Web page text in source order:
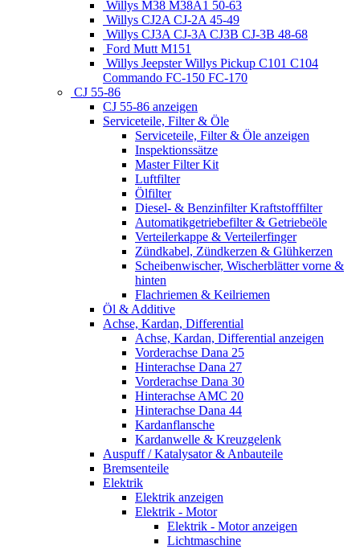
Willys M38 M38A1 50-63
Willys CJ2A CJ-2A 45-49
Willys CJ3A CJ-3A CJ3B CJ-3B 48-68
Ford Mutt M151
Willys Jeepster Willys Pickup C101 C104
Commando FC-150 FC-170
CJ 55-86
CJ 55-86 anzeigen
Serviceteile, Filter & Öle
Serviceteile, Filter & Öle anzeigen
Inspektionssätze
Master Filter Kit
Luftfilter
Ölfilter
Diesel- & Benzinfilter Kraftstofffilter
Automatikgetriebefilter & Getriebeöle
Verteilerkappe & Verteilerfinger
Zündkabel, Zündkerzen & Glühkerzen
Scheibenwischer, Wischerblätter vorne &
hinten
Flachriemen & Keilriemen
Öl & Additive
Achse, Kardan, Differential
Achse, Kardan, Differential anzeigen
Vorderachse Dana 25
Hinterachse Dana 27
Vorderachse Dana 30
Hinterachse AMC 20
Hinterachse Dana 44
Kardanflansche
Kardanwelle & Kreuzgelenk
Auspuff / Katalysator & Anbauteile
Bremsenteile
Elektrik
Elektrik anzeigen
Elektrik - Motor
Elektrik - Motor anzeigen
Lichtmaschine